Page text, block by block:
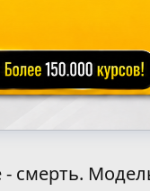
смерть.